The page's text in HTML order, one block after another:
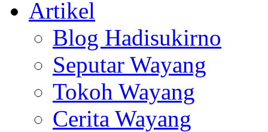
Artikel
Blog Hadisukirno
Seputar Wayang
Tokoh Wayang
Cerita Wayang